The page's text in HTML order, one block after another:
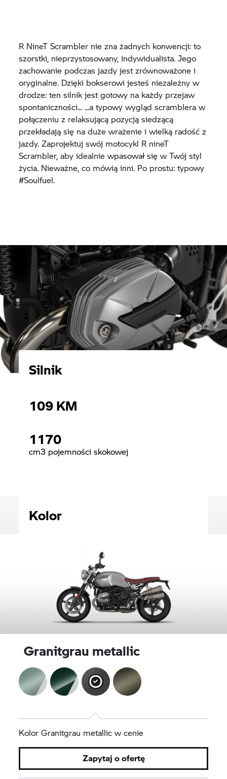
R NineT Scrambler nie zna żadnych konwencji: to
szorstki, nieprzystosowany, indywidualista. Jego
zachowanie podczas jazdy jest zrównoważone i
oryginalne. Dzięki bokserowi jesteś niezależny w
drodze: ten silnik jest gotowy na każdy przejaw
spontaniczności... ...a typowy wygląd scramblera w
połączeniu z relaksującą pozycją siedzącą
przekładają się na duże wrażenie i wielką radość z
jazdy. Zaprojektuj swój motocykl R nineT
Scrambler, aby idealnie wpasował się w Twój styl
życia. Nieważne, co mówią inni. Po prostu: typowy
#Soulfuel.
Silnik
109 KM
1170
cm3 pojemności skokowej
Kolor
Granitgrau metallic
Kolor Granitgrau metallic w cenie
Zapytaj o ofertę